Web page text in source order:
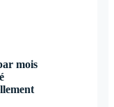
mois